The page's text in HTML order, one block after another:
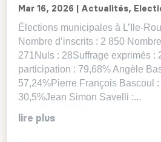
Mar 16, 2026 Actualités,
Élections municipales à L’Ile-
Nombre d’inscrits : 2 850
271Nuls : 28Suffrage exprimés :
participation : 79,68% Angèle
57,24%Pierre François Bascoul
30,5%Jean Simon Savelli :...
lire plus